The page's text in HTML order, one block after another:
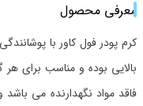
معرفی محصول
کرم پودر فول کاور با
بالایی بوده و مناسب برای هر
فاقد مواد نگهدارنده می